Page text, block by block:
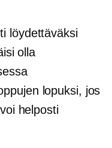
löydettäväksi
olla
lopuksi, jos
helposti